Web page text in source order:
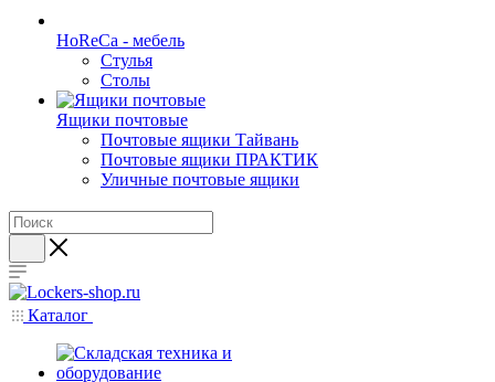
HoReCa - мебель
Стулья
Столы
Ящики почтовые
Почтовые ящики Тайвань
Почтовые ящики ПРАКТИК
Уличные почтовые ящики
Каталог